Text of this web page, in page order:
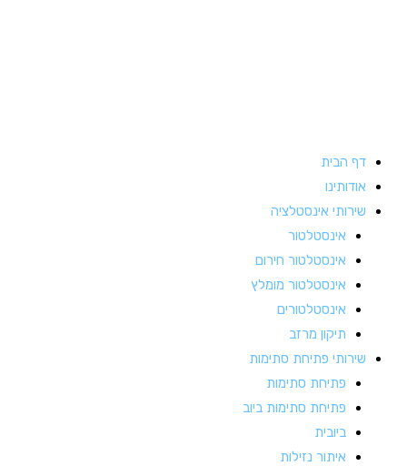
דף הבית
אודותינו
שירותי אינסטלציה
אינסטלטור
אינסטלטור חירום
אינסטלטור מומלץ
אינסטלטורים
תיקון מרזב
שירותי פתיחת סתימות
פתיחת סתימות
פתיחת סתימות ביוב
ביובית
איתור נזילות